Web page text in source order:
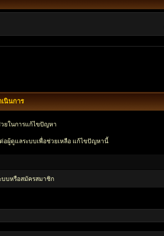
นินการ
ยในการแก้ไขปัญหา
ผู้ดูแลระบบเพื่อช่วยเหลือ แก้ไขปัญหานี้
บหรือสมัครสมาชิก